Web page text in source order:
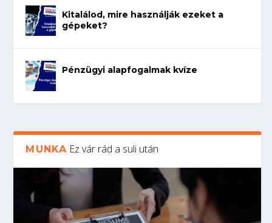
Kitalálod, mire használják ezeket a
gépeket?
Pénzügyi alapfogalmak kvíze
MUNKA Ez vár rád a suli után